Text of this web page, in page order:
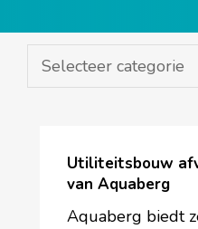
Selecteer categorie
afvoersystemen
Aquaberg
Utiliteitsbouw
van Aquaberg
Aquaberg biedt